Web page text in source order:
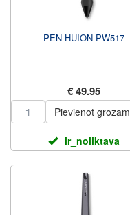
PEN HUION PW517
€ 49.95
Pievienot grozam
ir_noliktava